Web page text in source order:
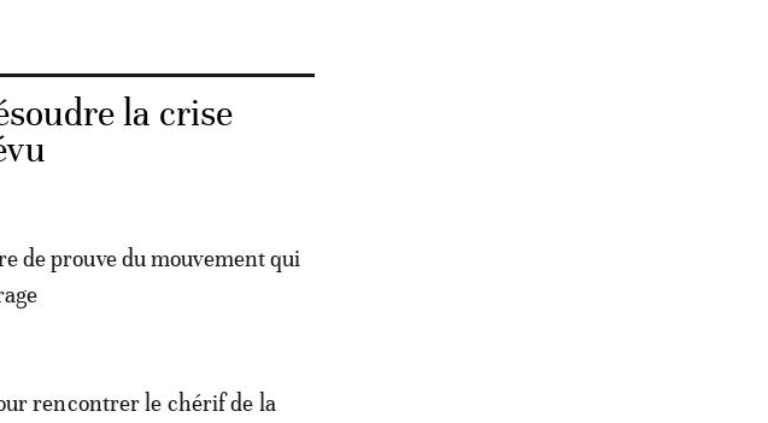
la crise
de prouve du mouvement qui
rencontrer le chérif de la